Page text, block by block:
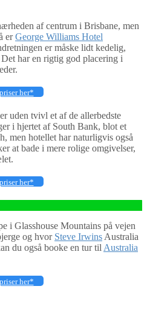
af centrum i Brisbane, men
erGeorge Williams Hotel
er måske lidt kedelig,
har en rigtig god placering i
her*
uden tvivl et af de allerbedste
i hjertet af South Bank, blot et
men hotellet har naturligvis også
at bade i mere rolige omgivelser,
her*
i Glasshouse Mountains på vejen
og hvor Steve Irwins Australia
du også booke en tur til Australia
her*